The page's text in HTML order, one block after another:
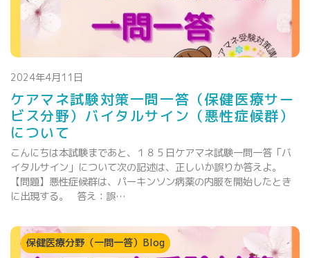
2024年4月11日
ケアマネ試験対策一問一答（保健医療サー
ビス分野）バイタルサイン（悪性症候群）
について
こんにちは本試験まであと、１８５日ケアマネ試験一問一答「バ
イタルサイン」について次の記述は、正しいか誤りか答えよ。
【問題】悪性症候群は、パーキンソン病薬の内服を開始したとき
に出現する。 答え：誤…
保健医療分野（一問一答）Blog